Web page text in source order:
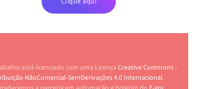
está licenciado com uma Licença Creative Commons -
NãoComercial-SemDerivações 4.0 Internacional.